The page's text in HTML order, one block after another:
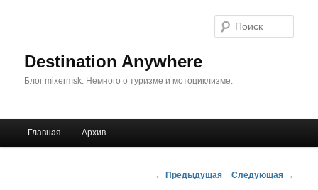
Destination Anywhere
Блог mixermsk. Немного о туризме и мотоциклизме.
Перейти
Главная Архив
Навигация
← Предыдущая Следующая →